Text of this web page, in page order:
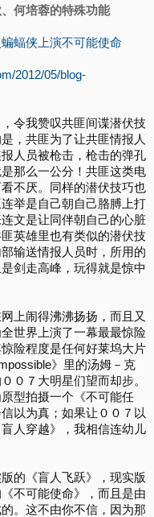
何培蓉的特殊功能
蝠侠上演不可能使命
2012/05/blog-
令我赞叹共匪间谍潜伏技
，共匪为了让共匪情报人
人员被枪击，枪击的弹孔
那么一公分！共匪这类电
不厌。同样的潜伏技巧也
举是自己朝自己胳膊上打
文是让同伴朝自己的心脏
英雄里也有类似的潜伏技
输送情报人员时，所用的
剑走高峰，玩得就是惊中
上闹得沸沸扬扬，而且又
世界上演了一幕最最惊险
险程度是任何好莱坞大片
》里的汤姆－克
０７大明星们望而却步。
型拍摄一个《不可能任
以为真；如果让００７以
人穿越》，我相信连幼儿
的《盲人飞跃》，现实版
不可能使命》，而且是由
。这不由你不信，因为那